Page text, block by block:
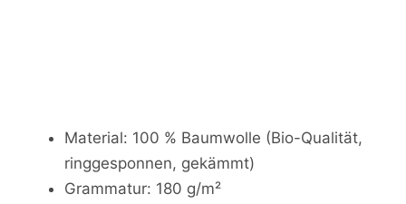
Material: 100 % Baumwolle (Bio-Qualität,
ringgesponnen, gekämmt)
Grammatur: 180 g/m²